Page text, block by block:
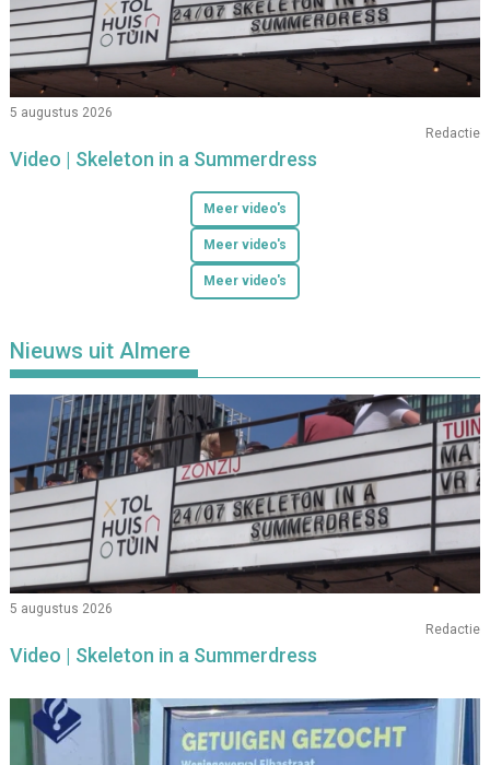
5 augustus 2026
Redactie
Video | Skeleton in a Summerdress
Meer video's
Meer video's
Meer video's
Nieuws uit Almere
5 augustus 2026
Redactie
Video | Skeleton in a Summerdress